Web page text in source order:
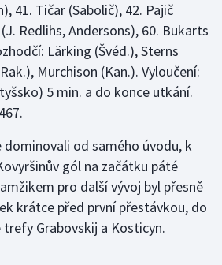
41. Tičar (Sabolič), 42. Pajič
Redlihs, Andersons), 60. Bukarts
Lärking (Švéd.), Sterns
Murchison (Kan.). Vyloučení:
5 min. a do konce utkání.
dominovali od samého úvodu, k
gól na začátku páté
pro další vývoj byl přesně
krátce před první přestávkou, do
Grabovskij a Kosticyn.